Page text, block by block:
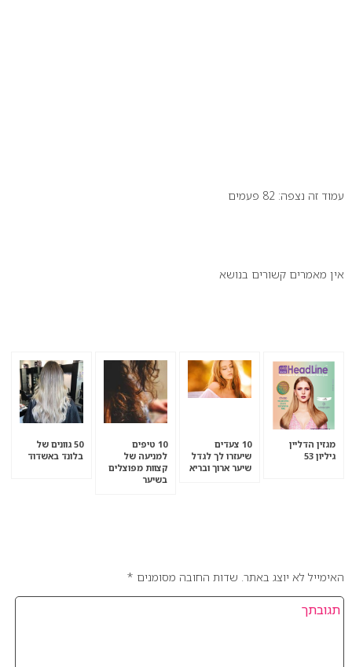
עמוד זה נצפה: 82 פעמים
אין מאמרים קשורים בנושא
מגזין הדליין
גיליון 53
10 צעדים
שיעזרו לך לגדל
שיער ארוך ובריא
10 טיפים
למניעה של
קצוות מפוצלים
בשיער
50 גוונים של
בלונד באשדוד
האימייל לא יוצג באתר. שדות החובה מסומנים *